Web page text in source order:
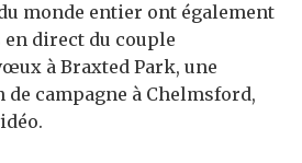
monde entier ont également
direct du couple
à Braxted Park, une
campagne à Chelmsford,